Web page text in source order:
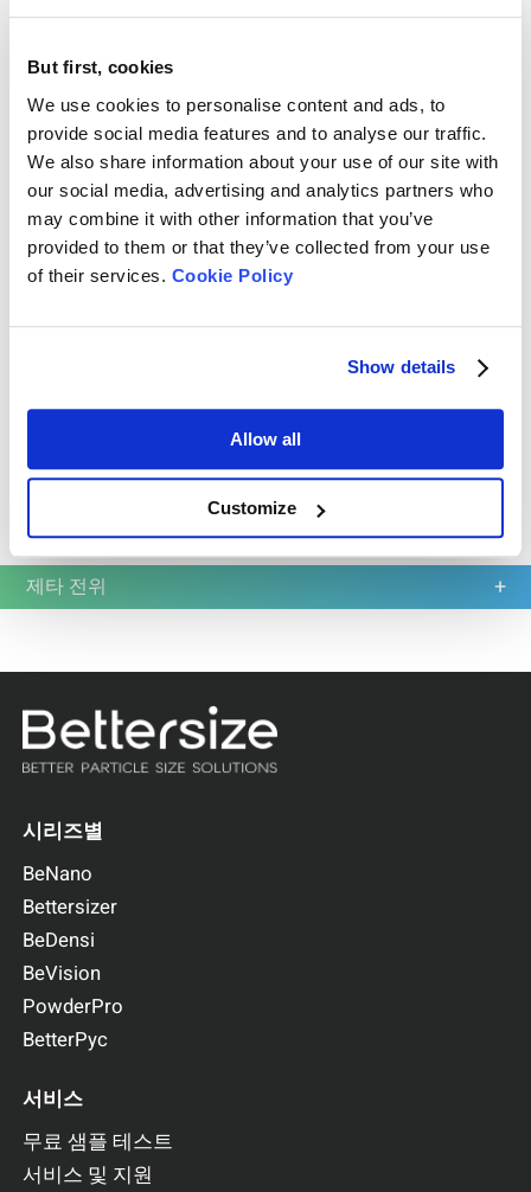
But first, cookies
We use cookies to personalise content and ads, to
provide social media features and to analyse our traffic.
We also share information about your use of our site with
our social media, advertising and analytics partners who
may combine it with other information that you’ve
provided to them or that they’ve collected from your use
of their services. Cookie Policy
Show details
Allow all
Customize
BeDensi AR
안식각 측정기
측정 종목: 안식각
USP 및 Ph. Eur.표준을 준수
더보기 견적 요청
HFlow 1
플로우미터 깔때기 (Flowmeter Funnel)
측정 항목: 겉보기 밀도 및 흐름 속도
BeDensi B1-S
겉보기 밀도 측정기
USP, Ph. Eur., ASTM 및 ISO 표준 준수
더보기
제타 전위
시리즈별
BeNano
Bettersizer
BeDensi
BeVision
PowderPro
BetterPyc
서비스
무료 샘플 테스트
서비스 및 지원